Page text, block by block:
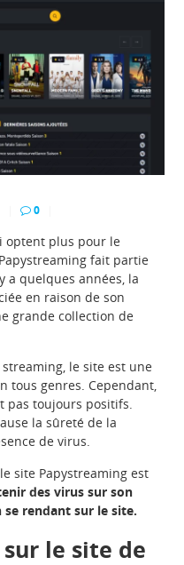
0
optent plus pour le
fait partie
a quelques années, la
en raison de son
grande collection de
le site est une
tous genres. Cependant,
pas toujours positifs.
la sûreté de la
de virus.
site Papystreaming est
des virus sur son
rendant sur le site.
le site de